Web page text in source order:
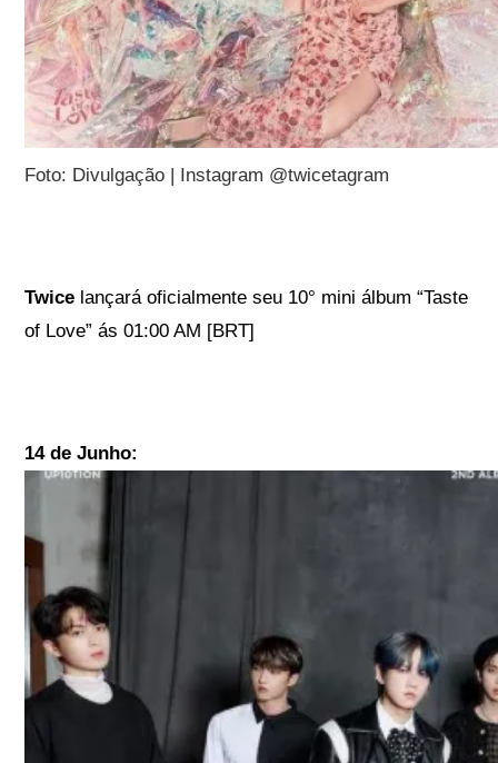
Foto: Divulgação | Instagram @twicetagram
Twice lançará oficialmente seu 10° mini álbum “Taste
of Love” ás 01:00 AM [BRT]
14 de Junho: